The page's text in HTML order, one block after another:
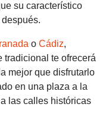
su característico
o Cádiz,
tradicional te ofrecerá
mejor que disfrutarlo
en una plaza a la
las calles históricas